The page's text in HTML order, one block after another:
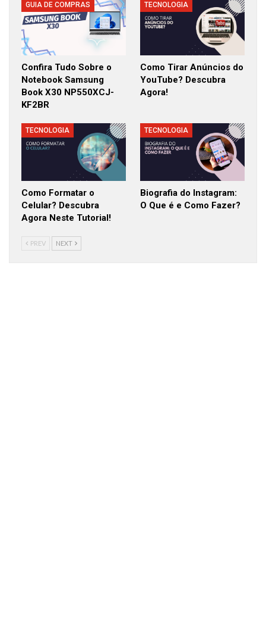
GUIA DE COMPRAS
Confira Tudo Sobre o
Notebook Samsung
Book X30 NP550XCJ-
KF2BR
TECNOLOGIA
Como Tirar Anúncios do
YouTube? Descubra
Agora!
TECNOLOGIA
Como Formatar o
Celular? Descubra
Agora Neste Tutorial!
TECNOLOGIA
Biografia do Instagram:
O Que é e Como Fazer?
PREV NEXT